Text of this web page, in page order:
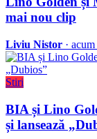
mai nou clip
Liviu Nistor ·
Stiri
BIA și Lino
și lansează